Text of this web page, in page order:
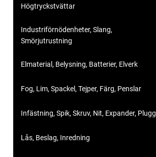
Högtryckstvättar
Industriförnödenheter, Slang,
Smörjutrustning
Elmaterial, Belysning, Batterier, Elverk
Fog, Lim, Spackel, Tejper, Färg, Penslar
Infästning, Spik, Skruv, Nit, Expander, Plugg
Lås, Beslag, Inredning